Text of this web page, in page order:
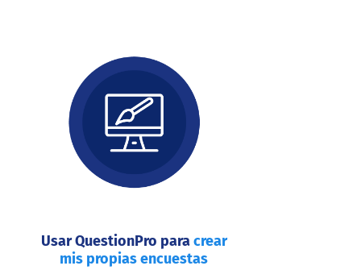
Usar QuestionPro paracrear
mis propias encuestas